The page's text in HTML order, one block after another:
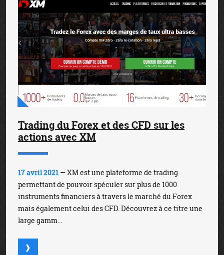
Trading du Forex et des CFD sur les
actions avec XM
17 avril 2021 — XM est une plateforme de trading
permettant de pouvoir spéculer sur plus de 1000
instruments financiers à travers le marché du Forex
mais également celui des CFD. Découvrez à ce titre une
large gamm...